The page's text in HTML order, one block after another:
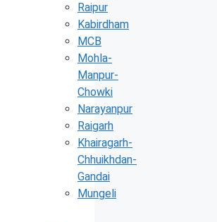
Raipur
Kabirdham
MCB
Mohla-
Manpur-
Chowki
Narayanpur
Raigarh
Khairagarh-
Chhuikhdan-
Gandai
Mungeli